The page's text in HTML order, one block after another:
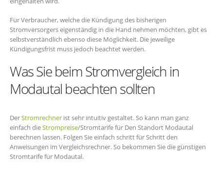
Für Verbraucher, welche die Kündigung des bisherigen
Stromversorgers eigenständig in die Hand nehmen möchten, gibt es
selbstverständlich ebenso diese Möglichkeit. Die jeweilige
Kündigungsfrist muss jedoch beachtet werden.
Was Sie beim Stromvergleich in
Modautal beachten sollten
DerStromrechner ist sehr intuitiv gestaltet. So kann man ganz
einfach dieStrompreise/Stromtarife für Den Standort Modautal
berechnen lassen. Folgen Sie einfach schritt für Schritt den
Anweisungen im Vergleichsrechner. So bekommen Sie die günstigen
Stromtarife für Modautal.